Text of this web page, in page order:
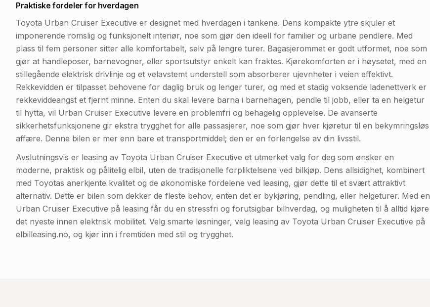
Praktiske fordeler for hverdagen
Toyota Urban Cruiser Executive er designet med hverdagen i tankene. Dens kompakte ytre skjuler et
imponerende romslig og funksjonelt interiør, noe som gjør den ideell for familier og urbane pendlere. Med
plass til fem personer sitter alle komfortabelt, selv på lengre turer. Bagasjerommet er godt utformet, noe som
gjør at handleposer, barnevogner, eller sportsutstyr enkelt kan fraktes. Kjørekomforten er i høysetet, med en
stillegående elektrisk drivlinje og et velavstemt understell som absorberer ujevnheter i veien effektivt.
Rekkevidden er tilpasset behovene for daglig bruk og lenger turer, og med et stadig voksende ladenettverk er
rekkeviddeangst et fjernt minne. Enten du skal levere barna i barnehagen, pendle til jobb, eller ta en helgetur
til hytta, vil Urban Cruiser Executive levere en problemfri og behagelig opplevelse. De avanserte
sikkerhetsfunksjonene gir ekstra trygghet for alle passasjerer, noe som gjør hver kjøretur til en bekymringsløs
affære. Denne bilen er mer enn bare et transportmiddel; den er en forlengelse av din livsstil.
Avslutningsvis er leasing av Toyota Urban Cruiser Executive et utmerket valg for deg som ønsker en
moderne, praktisk og pålitelig elbil, uten de tradisjonelle forpliktelsene ved bilkjøp. Dens allsidighet, kombinert
med Toyotas anerkjente kvalitet og de økonomiske fordelene ved leasing, gjør dette til et svært attraktivt
alternativ. Dette er bilen som dekker de fleste behov, enten det er bykjøring, pendling, eller helgeturer. Med en
Urban Cruiser Executive på leasing får du en stressfri og forutsigbar bilhverdag, og muligheten til å alltid kjøre
det nyeste innen elektrisk mobilitet. Velg smarte løsninger, velg leasing av Toyota Urban Cruiser Executive på
elbilleasing.no, og kjør inn i fremtiden med stil og trygghet.